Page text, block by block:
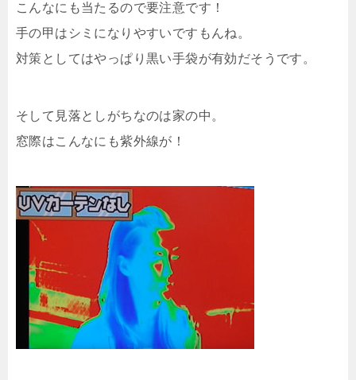
こんなにも当たるので要注意です！
手の甲はシミになりやすいですもんね。
対策としてはやっぱり黒い手袋が有効だそうです。
そして見落としがちなのは家の中。
窓際はこんなにも紫外線が！